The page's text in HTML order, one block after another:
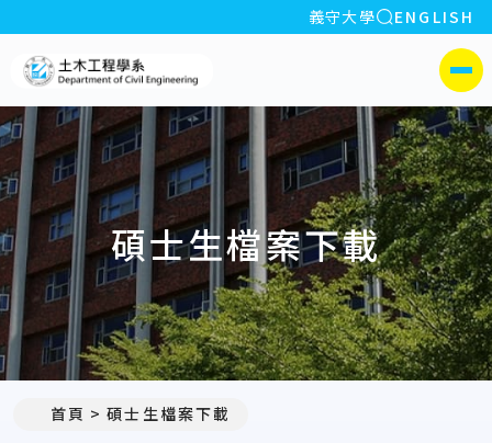
:::
義守大學 全站搜索
ENGLISH
側選單
碩士生檔案下載
首頁 碩士生檔案下載